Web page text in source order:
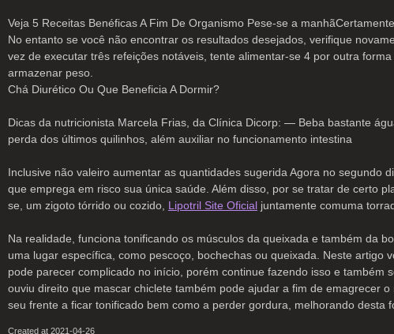
Veja 5 Receitas Benéficas A Fim De Organismo Pese-se a
No entanto se você não encontrar os resultados desejados, verifique
vez de executar três refeições notáveis, tente alimentar-se 4 por outra
armazenar peso.
Chá Diurético Ou Que Beneficia A Dormir?
Dicas da nutricionista Marcela Frias, da Clínica Dicorp: — Beba bastante
perda dos últimos quilinhos, além auxiliar no funcionamento intestina
Inclusive não valeiro aumentar as quantidades sugerida Agora no
que emprega em risco sua única saúde. Além disso, por se tratar de certo
se, um zigoto tórrido ou cozido, Lipotril Site Oficial juntamente comuma
Na realidade, funciona tonificando os músculos da queixada e também da
uma lugar específica, como pescoço, bochechas ou queixada. Neste
pode parecer complicado no início, porém continue fazendo isso e
ouviu direito que mascar chiclete também pode ajudar a fim de emagrecer
seu frente a ficar tonificado bem como a perder gordura, melhorando desta
Created at 2021-04-26